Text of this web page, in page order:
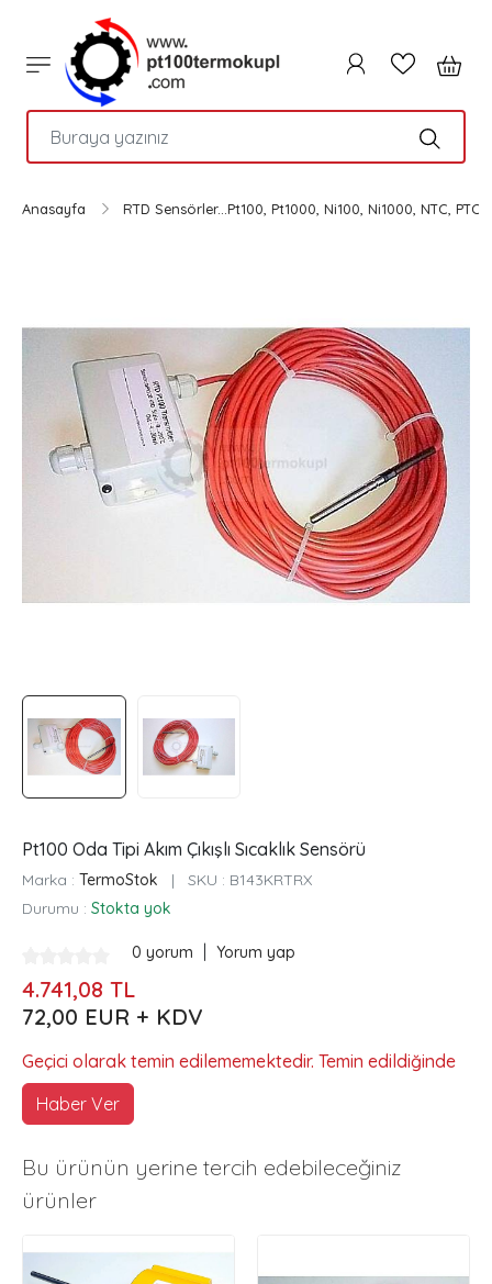
Anasayfa RTD Sensörler...Pt100, Pt1000, Ni100, Ni1000, NTC, PTC
Pt100 Oda Tipi Akım Çıkışlı Sıcaklık Sensörü
Marka : TermoStok | SKU : B143KRTRX
Durumu : Stokta yok
0 yorum Yorum yap
72,00 EUR + KDV
4.741,08 TL
Geçici olarak temin edilememektedir. Temin edildiğinde
Haber Ver
Bu ürünün yerine tercih edebileceğiniz
ürünler